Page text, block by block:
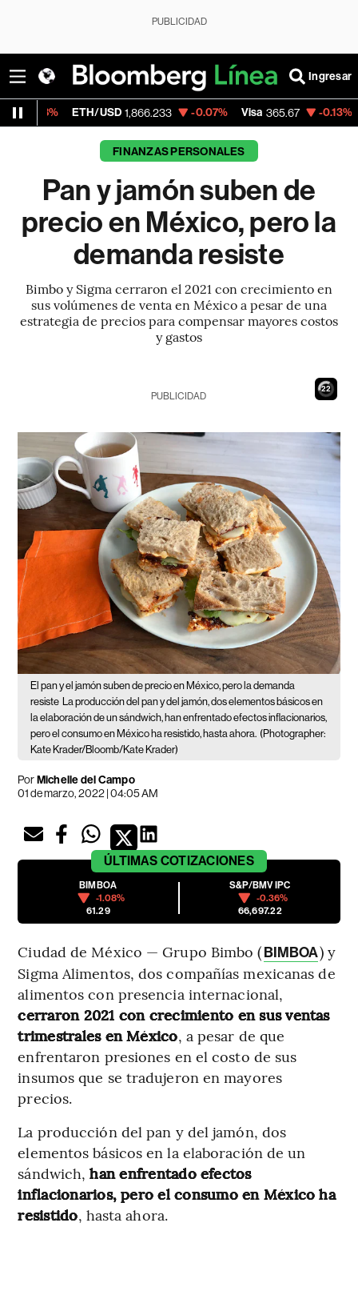
PUBLICIDAD
Ingresar
ETH/USD 1,866.233 -0.07% Visa 365.67 -0.13%
FINANZAS PERSONALES
Pan y jamón suben de
precio en México, pero la
demanda resiste
Bimbo y Sigma cerraron el 2021 con crecimiento en
sus volúmenes de venta en México a pesar de una
estrategia de precios para compensar mayores costos
y gastos
21
PUBLICIDAD
El pan y el jamón suben de precio en México, pero la demanda
resiste La producción del pan y del jamón, dos elementos básicos en
la elaboración de un sándwich, han enfrentado efectos inflacionarios,
pero el consumo en México ha resistido, hasta ahora. (Photographer:
Kate Krader/Bloomb/Kate Krader)
PorMichelle del Campo
01 de marzo, 2022 | 04:05 AM
ÚLTIMAS COTIZACIONES
BIMBOA
-1.08%
61.29
S&P/BMV IPC
-0.36%
66,697.22
Ciudad de México — Grupo Bimbo (BIMBOA) y
Sigma Alimentos, dos compañías mexicanas de
alimentos con presencia internacional,
cerraron 2021 con crecimiento en sus ventas
trimestrales en México, a pesar de que
enfrentaron presiones en el costo de sus
insumos que se tradujeron en mayores
precios.
La producción del pan y del jamón, dos
elementos básicos en la elaboración de un
sándwich,han enfrentado efectos
inflacionarios, pero el consumo en México ha
resistido, hasta ahora.